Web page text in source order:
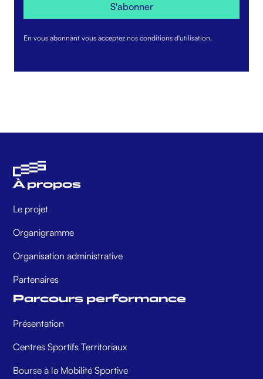
En vous abonnant vous acceptez nos conditions d'utilisation.
À propos
Le projet
Organigramme
Organisation administrative
Partenaires
Parcours performance
Présentation
Centres Sportifs Territoriaux
Bourse à la Mobilité Sportive